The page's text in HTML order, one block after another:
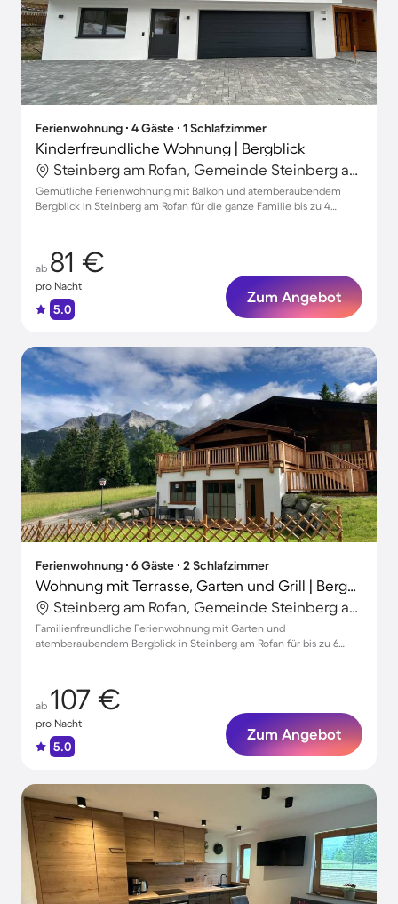
Ferienwohnung ∙ 4 Gäste ∙ 1 Schlafzimmer
Kinderfreundliche Wohnung | Bergblick
Steinberg am Rofan, Gemeinde Steinberg am Rofan, Österreich
Gemütliche Ferienwohnung mit Balkon und atemberaubendem
Bergblick in Steinberg am Rofan für die ganze Familie bis zu 4
ab 81 €
pro Nacht
5.0
Zum Angebot
Ferienwohnung ∙ 6 Gäste ∙ 2 Schlafzimmer
Wohnung mit Terrasse, Garten und Grill | Bergblick
Steinberg am Rofan, Gemeinde Steinberg am Rofan, Österreich
Familienfreundliche Ferienwohnung mit Garten und
atemberaubendem Bergblick in Steinberg am Rofan für bis zu 6
ab 107 €
pro Nacht
5.0
Zum Angebot